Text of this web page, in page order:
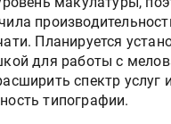
Планируется
для работы с
спектр услуг
типографии.